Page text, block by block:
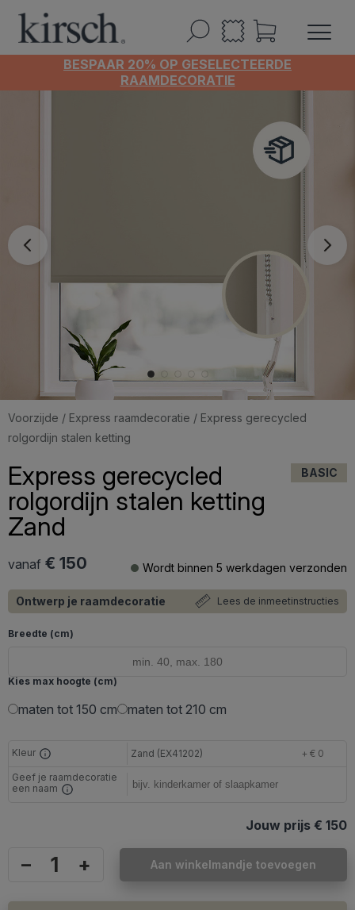
BESPAAR 20% OP GESELECTEERDE
RAAMDECORATIE
Voorzijde / Express raamdecoratie / Express gerecycled
rolgordijn stalen ketting
Express gerecycled
rolgordijn stalen ketting
Zand
BASIC
vanaf € 150 Wordt binnen 5 werkdagen verzonden
Ontwerp je raamdecoratie Lees de inmeetinstructies
Breedte (cm)
Kies max hoogte (cm)
maten tot 150 cm maten tot 210 cm
Kleur Zand (EX41202)
+ € 0
Geef je raamdecoratie
een naam
Jouw prijs € 150
– + Aan winkelmandje toevoegen